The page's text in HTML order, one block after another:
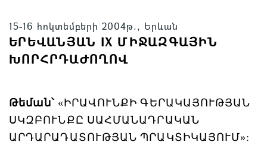
15-16 հոկտեմբերի 2004թ., Երևան
ԵՐԵՎԱՆՅԱՆ IX ՄԻՋԱԶԳԱՅԻՆ
ԽՈՐՀՐԴԱԺՈՂՈՎ
Թեման՝ «ԻՐԱՎՈՒՆՔԻ ԳԵՐԱԿԱՅՈՒԹՅԱՆ
ՍԿԶԲՈՒՆՔԸ ՍԱՀՄԱՆԱԴՐԱԿԱՆ
ԱՐԴԱՐԱԴԱՏՈՒԹՅԱՆ ՊՐԱԿՏԻԿԱՅՈՒՄ»: